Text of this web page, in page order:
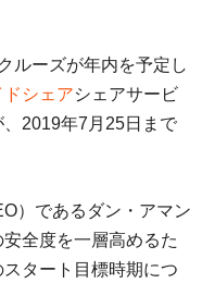
ルーズが年内を予定し
ドシェアシェアサービ
2019年7月25日まで
）であるダン・アマン
全度を一層高めるた
タート目標時期につ